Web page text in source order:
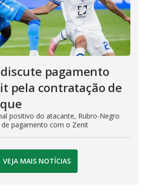
pagamento
pela contratação de
positivo do atacante, Rubro-Negro
pagamento com o Zenit
VEJA MAIS NOTÍCIAS